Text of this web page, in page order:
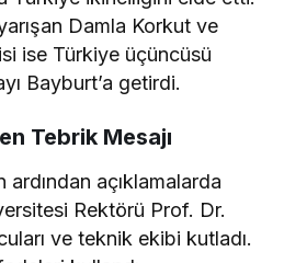
Damla Korkut ve
ise Türkiye üçüncüsü
Bayburt’a getirdi.
Tebrik Mesajı
ardından açıklamalarda
Rektörü Prof. Dr.
ve teknik ekibi kutladı.